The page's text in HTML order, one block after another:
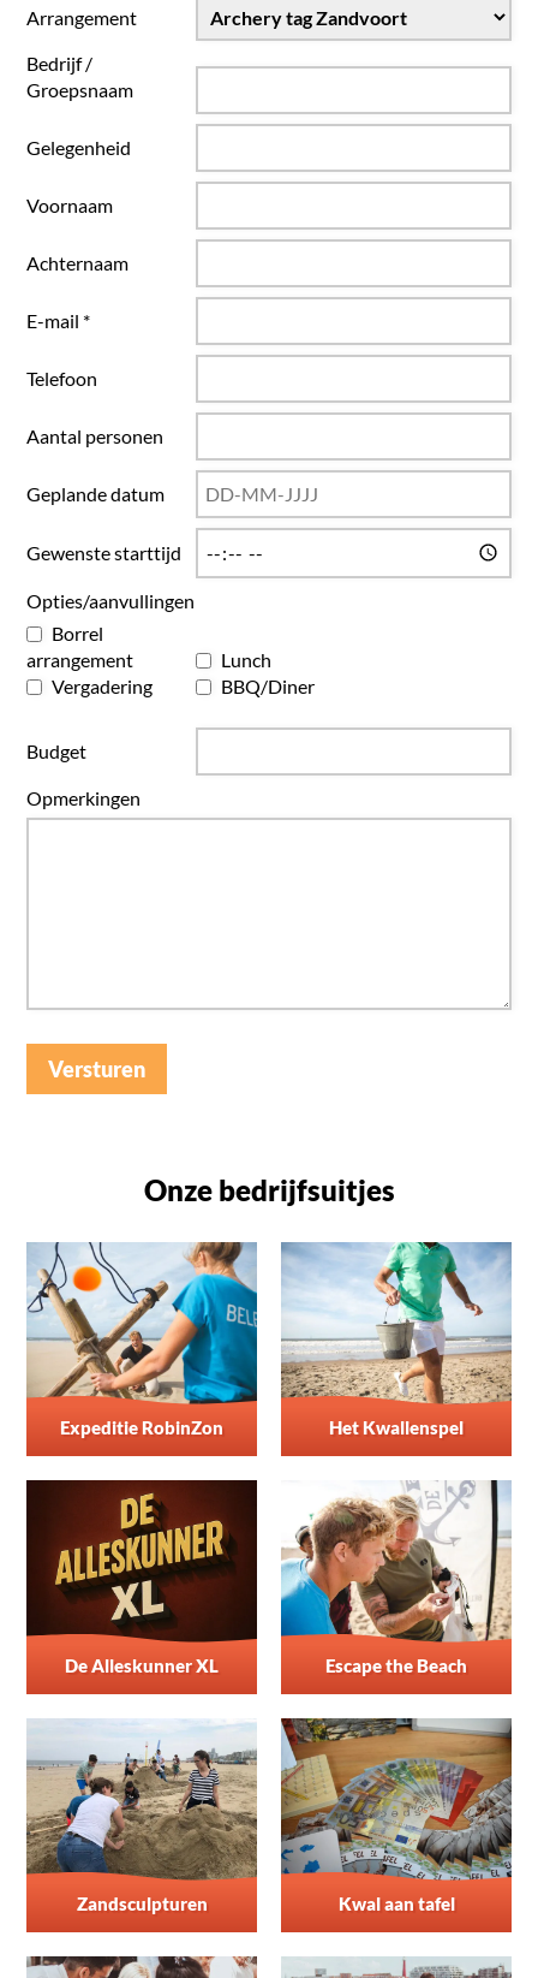
Arrangement
Bedrijf /
Groepsnaam
Gelegenheid
Voornaam
Achternaam
E-mail *
Telefoon
Aantal personen
Geplande datum
Gewenste starttijd
Opties/aanvullingen
Borrel
arrangement
Lunch
Vergadering
BBQ/Diner
Budget
Opmerkingen
Versturen
Onze bedrijfsuitjes
Expeditie RobinZon Het Kwallenspel
De Alleskunner XL Escape the Beach
Zandsculpturen Kwal aan tafel